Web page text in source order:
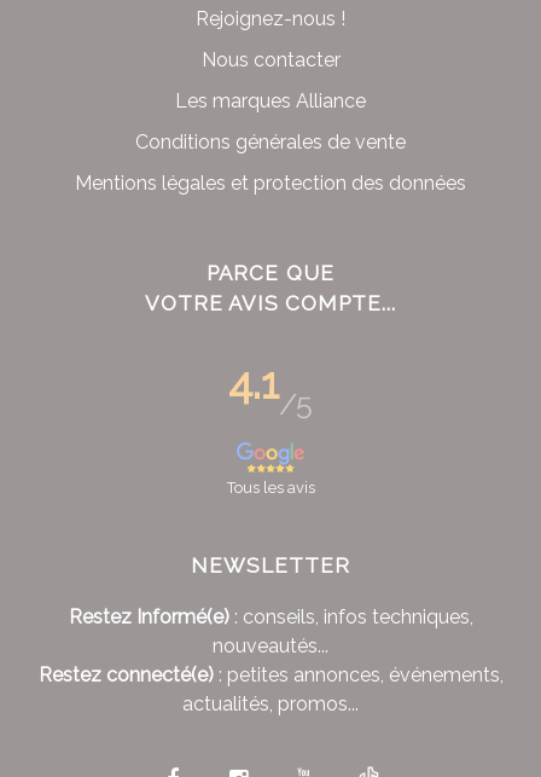
Rejoignez-nous !
Nous contacter
Les marques Alliance
Conditions générales de vente
Mentions légales et protection des données
PARCE QUE
VOTRE AVIS COMPTE...
4.1/5
Tous les avis
NEWSLETTER
Restez Informé(e): conseils, infos techniques,
nouveautés...
Restez connecté(e): petites annonces, événements,
actualités, promos...